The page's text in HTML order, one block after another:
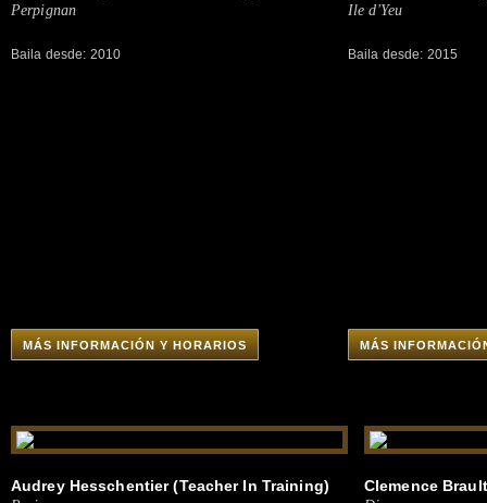
Perpignan
Baila desde: 2010
MÁS INFORMACIÓN Y HORARIOS
Ile d'Yeu
Baila desde: 2015
MÁS
Audrey Hesschentier (Teacher In Training) Clemence